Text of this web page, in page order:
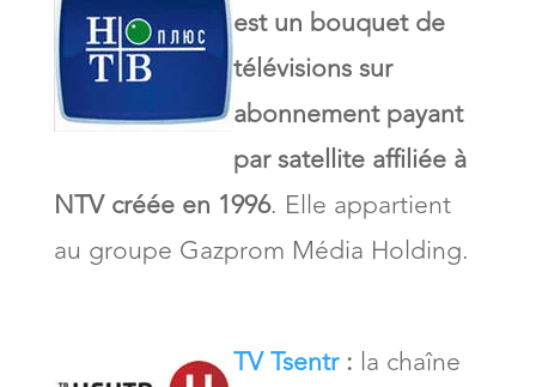
est un bouquet de
télévisions sur
abonnement payant
par satellite affiliée à
NTV créée en 1996. Elle appartient
au groupe Gazprom Média Holding.
TV Tsentr: la chaîne